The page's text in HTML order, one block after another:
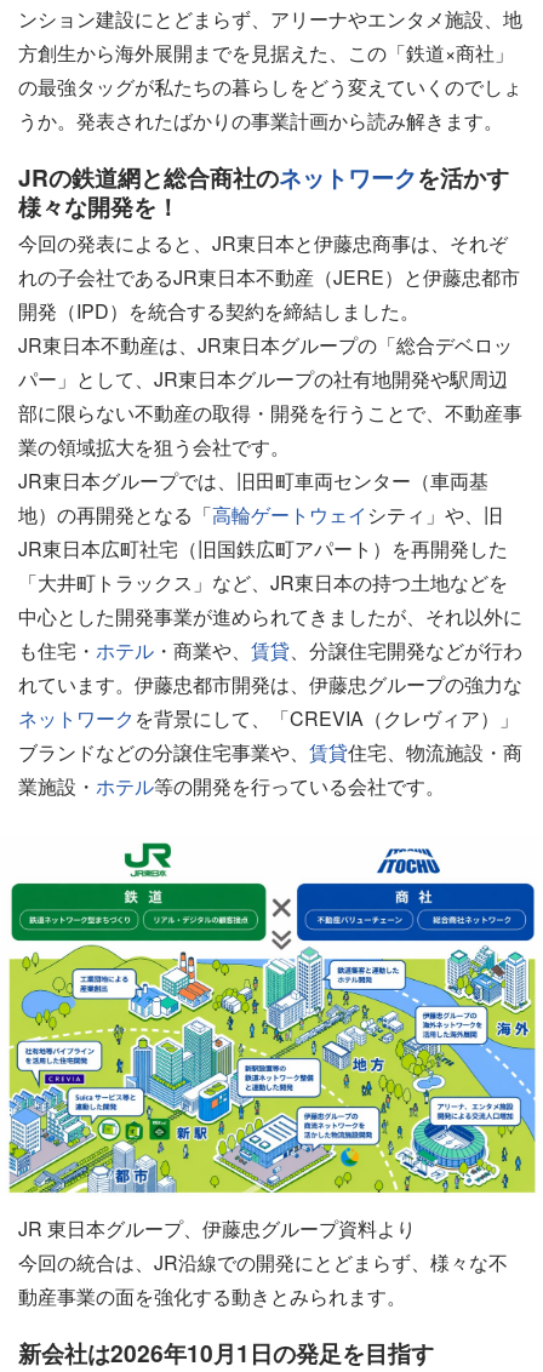
ンション建設にとどまらず、アリーナやエンタメ施設、地
方創生から海外展開までを見据えた、この「鉄道×商社」
の最強タッグが私たちの暮らしをどう変えていくのでしょ
うか。発表されたばかりの事業計画から読み解きます。
JRの鉄道網と総合商社のネットワークを活かす
様々な開発を！
今回の発表によると、JR東日本と伊藤忠商事は、それぞ
れの子会社であるJR東日本不動産（JERE）と伊藤忠都市
開発（IPD）を統合する契約を締結しました。
JR東日本不動産は、JR東日本グループの「総合デベロッ
パー」として、JR東日本グループの社有地開発や駅周辺
部に限らない不動産の取得・開発を行うことで、不動産事
業の領域拡大を狙う会社です。
JR東日本グループでは、旧田町車両センター（車両基
地）の再開発となる「高輪ゲートウェイ シティ」や、旧
JR東日本広町社宅（旧国鉄広町アパート）を再開発した
「大井町トラックス」など、JR東日本の持つ土地などを
中心とした開発事業が進められてきましたが、それ以外に
も住宅・ ホテル ・商業や、 賃貸、分譲住宅開発などが行わ
れています。伊藤忠都市開発は、伊藤忠グループの強力な
ネットワーク を背景にして、「CREVIA（クレヴィア）」
ブランドなどの分譲住宅事業や、 賃貸住宅、物流施設・商
業施設・ ホテル等の開発を行っている会社です。
JR 東日本グループ、伊藤忠グループ資料より
今回の統合は、JR沿線での開発にとどまらず、様々な不
動産事業の面を強化する動きとみられます。
新会社は2026年10月1日の発足を目指す